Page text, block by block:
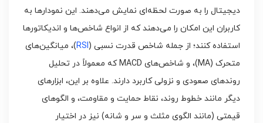
دیجیتال را به صورت لحظه‌ای نمایش می‌دهند. این نمودارها به
کاربران این امکان را می‌دهند که از انواع شاخص‌ها و اندیکاتورها
استفاده کنند؛ از جمله شاخص قدرت نسبی (RSI)، میانگین‌های
متحرک (MA)، و شاخص‌های MACD که معمولاً در تحلیل
روندهای صعودی و نزولی کاربرد دارند. علاوه بر این، ابزارهای
دیگر مانند خطوط روند، نقاط حمایت و مقاومت، و الگوهای
قیمتی (مانند الگوی مثلث و سر و شانه) نیز در اختیار